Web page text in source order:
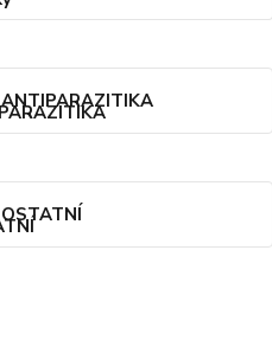
ANTIPARAZITIKA
OSTATNÍ